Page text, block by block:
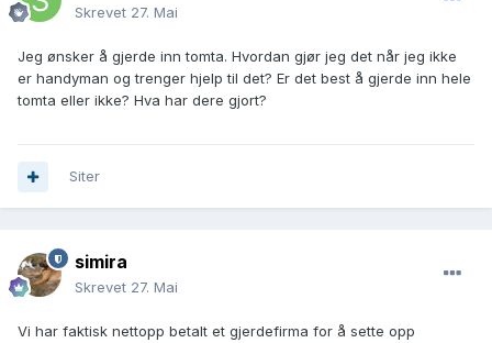
Skrevet 27. Mai
Jeg ønsker å gjerde inn tomta. Hvordan gjør jeg det når jeg ikke
er handyman og trenger hjelp til det? Er det best å gjerde inn hele
tomta eller ikke? Hva har dere gjort?
Siter
simira
Skrevet 27. Mai
Vi har faktisk nettopp betalt et gjerdefirma for å sette opp